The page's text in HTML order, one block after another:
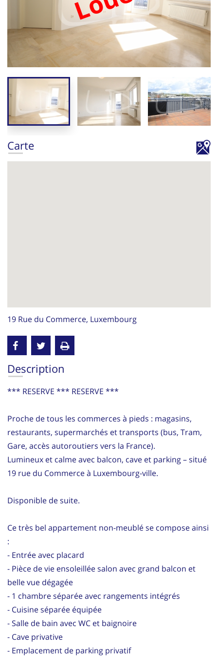
Carte
19 Rue du Commerce, Luxembourg
Description
*** RESERVE *** RESERVE ***
Proche de tous les commerces à pieds : magasins,
restaurants, supermarchés et transports (bus, Tram,
Gare, accès autoroutiers vers la France).
Lumineux et calme avec balcon, cave et parking – situé
19 rue du Commerce à Luxembourg-ville.
Disponible de suite.
Ce très bel appartement non-meublé se compose ainsi
:
- Entrée avec placard
- Pièce de vie ensoleillée salon avec grand balcon et
belle vue dégagée
- 1 chambre séparée avec rangements intégrés
- Cuisine séparée équipée
- Salle de bain avec WC et baignoire
- Cave privative
- Emplacement de parking privatif